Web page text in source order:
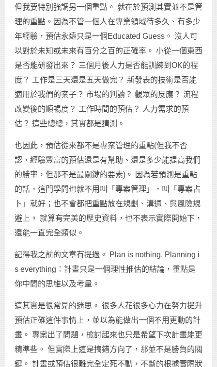
但我要特別強調另一個重點。 就在於預測其實並不是管
理的重點。因為不管一個人在專業領域待多久、有多少
年經驗，預估永遠只是一個Educated Guess。 沒人可
以對於未知或未來有百分之百的正確率。 小從一個東西
是否能研發出來？ 三個月後人力是否能訓練到OK的程
度？ 工作是三天還是五天做完？ 新發表的技術是否能
適用於我們的案子？ 市場的判讀？ 觀眾的反應？ 流程
改變後的順暢度？ 工作時間的預估？ 人力需求的預
估？ 這些總總，其實都是猜測。
也因此，預估從來都不是專案管理的重點(但我不否
認，經驗豐富的預估還是有幫助、還是多少能提高我們
的勝率，但那不是最關鍵的要素)。 因為若預測是重點
的話，這門學問也就不用叫「專案管理」，叫「專案占
卜」就好；也不會都把重點放在規劃、溝通、與風險規
避上。 就算有完美的歷史資料，也不表示實際開始下，
還能一直完全類似。
記得我之前的文章有提過。 Plan is nothing, Planning i
s everything：計畫只是一個理性推估的結論，重點是
你中間的思維以及考量。
這其實是很常見的迷思。 很多人花很多心力在努力提升
預估正確這件事情上，並以為能做出一個不用更動的計
畫。 專案出了問題，檢討起來也只是希望下次計畫能更
精準些。 但實際上這是搞錯方向了，那並不是勝負的關
鍵。 計畫或預估很難完全定死不動，不斷的根據實際狀